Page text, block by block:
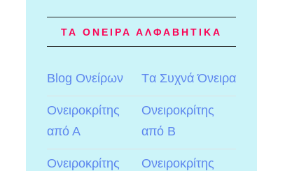
ΤΑ ΟΝΕΙΡΑ ΑΛΦΑΒΗΤΙΚΑ
Blog Ονείρων Tα Συχνά Όνειρα
Ονειροκρίτης
από Α
Ονειροκρίτης
από Β
Ονειροκρίτης
Ονειροκρίτης